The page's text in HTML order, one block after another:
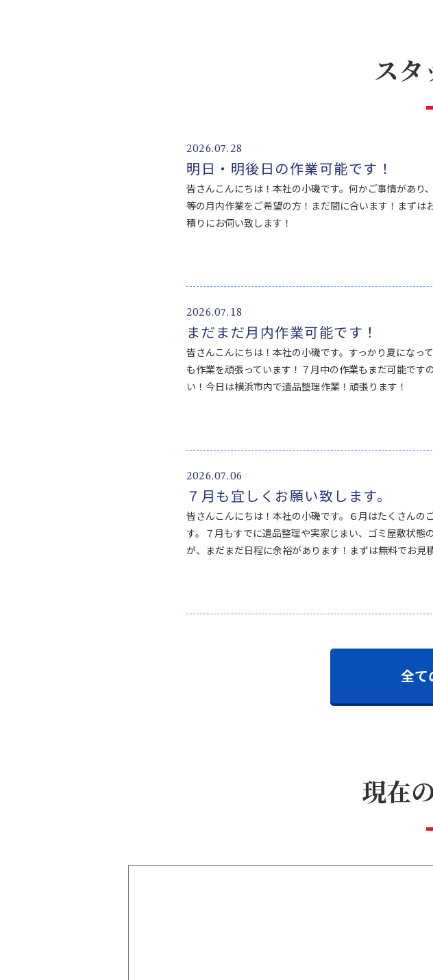
スタ
2026.07.28
明日・明後日の作業可能です！
皆さんこんにちは！本社の小磯です。何かご事情があり
等の月内作業をご希望の方！まだ間に合います！まずは
積りにお伺い致します！
2026.07.18
まだまだ月内作業可能です！
皆さんこんにちは！本社の小磯です。すっかり夏になっ
も作業を頑張っています！７月中の作業もまだ可能です
い！今日は横浜市内で遺品整理作業！頑張ります！
2026.07.06
７月も宜しくお願い致します。
皆さんこんにちは！本社の小磯です。６月はたくさんの
す。７月もすでに遺品整理や実家じまい、ゴミ屋敷状態
が、まだまだ日程に余裕があります！まずは無料でお見
全て
現在